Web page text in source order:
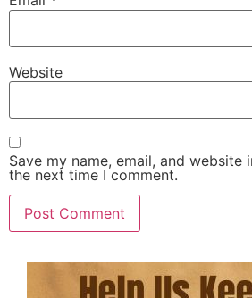
Website
Save my name, email, and
the next time I comment.